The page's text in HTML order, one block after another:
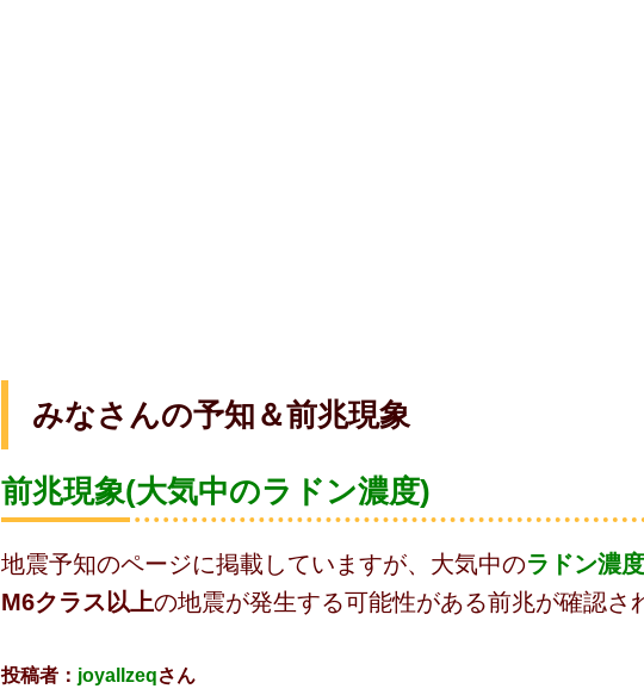
みなさんの予知＆前兆現象
前兆現象(大気中のラドン濃度)
地震予知のページに掲載していますが、大気中のラドン濃度
M6クラス以上の地震が発生する可能性がある前兆が確認さ
投稿者： joyallzeqさん